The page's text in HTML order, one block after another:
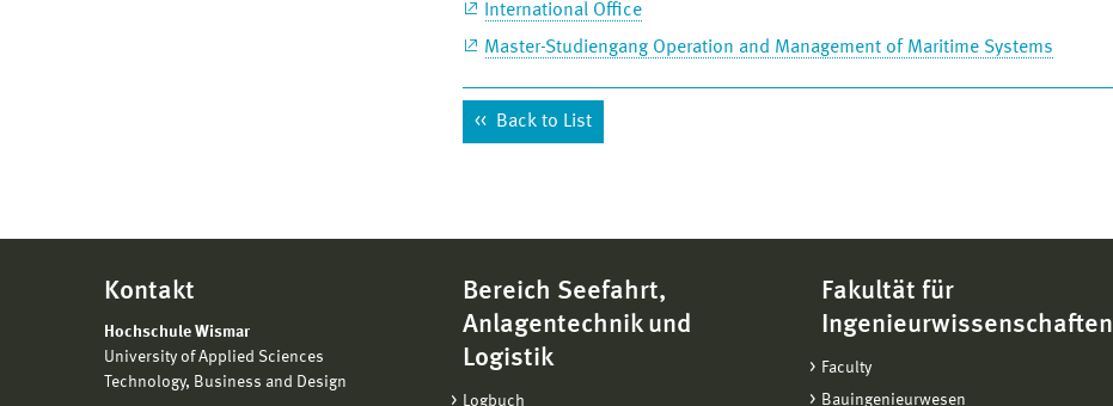
International Office
Master-Studiengang Operation and Management of Maritime Systems
Back to List
Kontakt
Hochschule Wismar
University of Applied Sciences
Technology, Business and Design
Bereich Seefahrt,
Anlagentechnik und
Logistik
Logbuch
Fakultät für
Ingenieurwissenschaften
Faculty
Bauingenieurwesen